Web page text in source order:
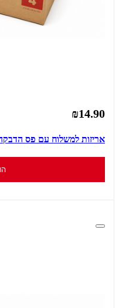
₪14.90
אריזות למשלוח עם פס הדבקה